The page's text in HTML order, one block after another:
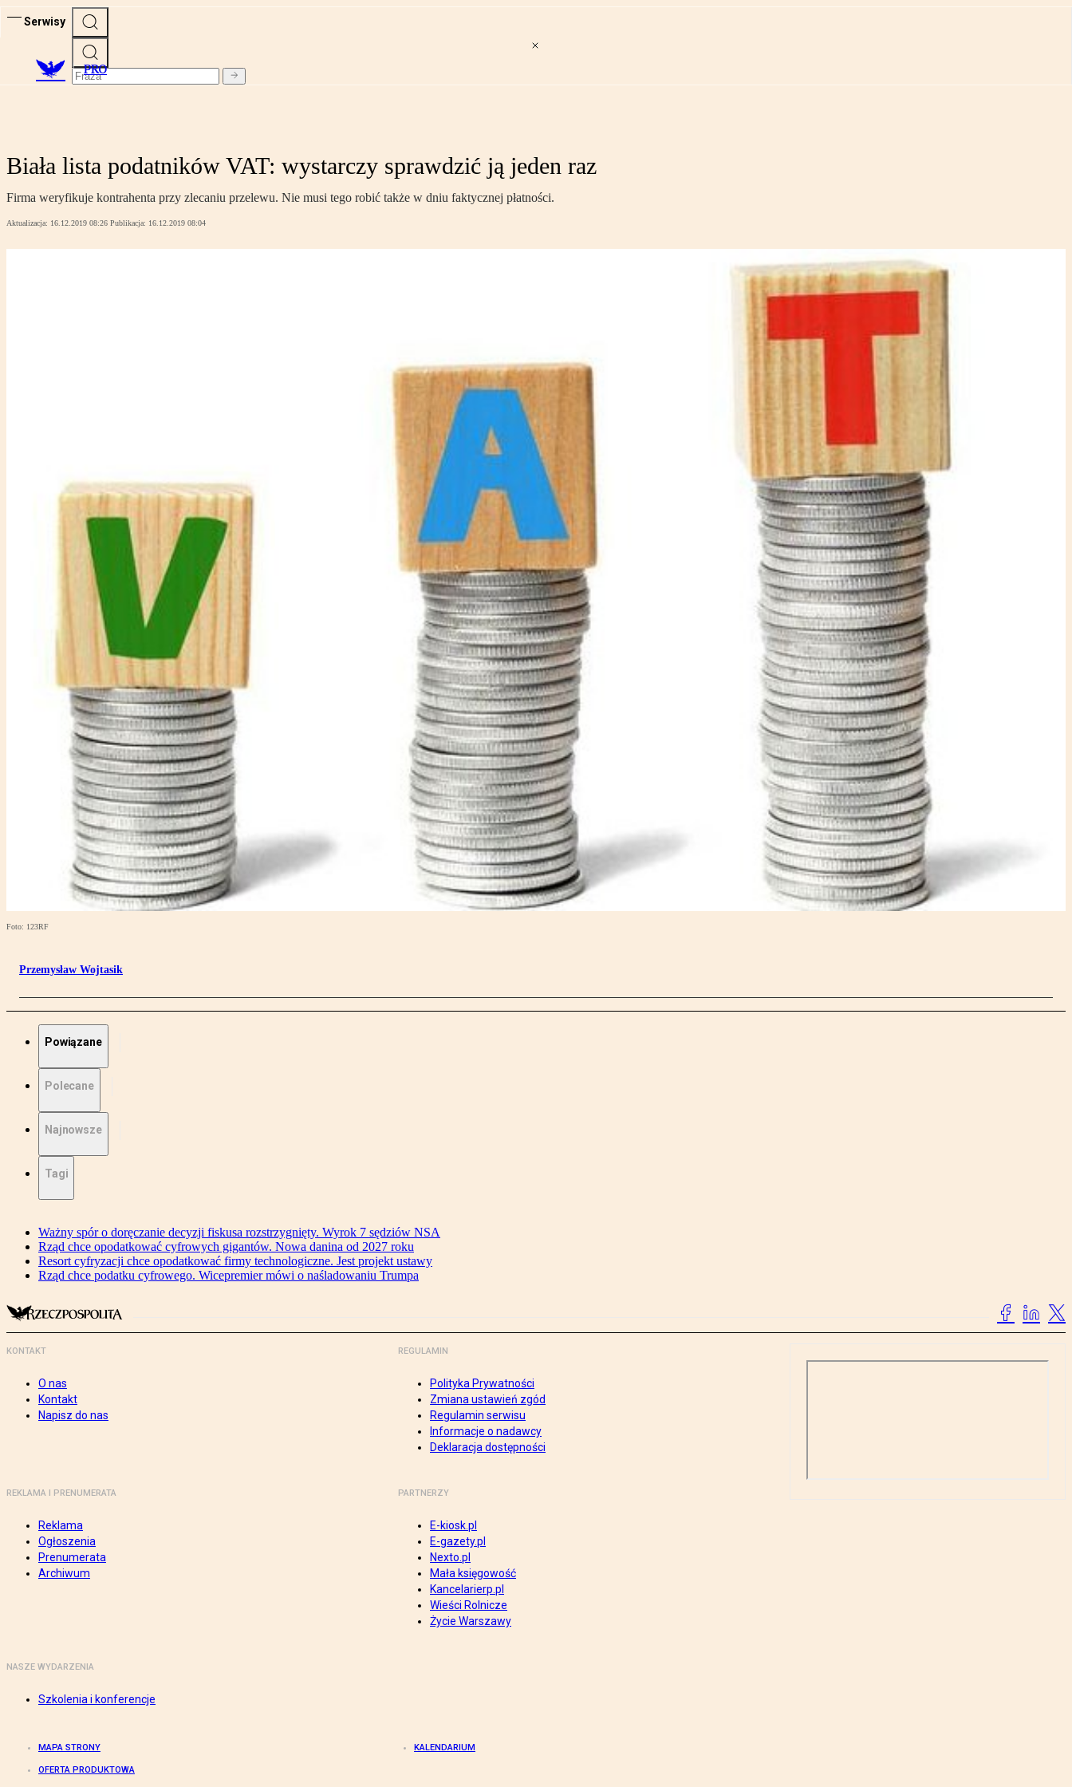
Serwisy
PRO
Biała lista podatników VAT: wystarczy sprawdzić ją jeden raz
Firma weryfikuje kontrahenta przy zlecaniu przelewu. Nie musi tego robić także w dniu faktycznej płatności.
Aktualizacja: 16.12.2019 08:26 Publikacja: 16.12.2019 08:04
Foto: 123RF
Przemysław Wojtasik
Powiązane
Polecane
Najnowsze
Tagi
Ważny spór o doręczanie decyzji fiskusa rozstrzygnięty. Wyrok 7 sędziów NSA
Rząd chce opodatkować cyfrowych gigantów. Nowa danina od 2027 roku
Resort cyfryzacji chce opodatkować firmy technologiczne. Jest projekt ustawy
Rząd chce podatku cyfrowego. Wicepremier mówi o naśladowaniu Trumpa
KONTAKT
O nas
Kontakt
Napisz do nas
REGULAMIN
Polityka Prywatności
Zmiana ustawień zgód
Regulamin serwisu
Informacje o nadawcy
Deklaracja dostępności
REKLAMA I PRENUMERATA
Reklama
Ogłoszenia
Prenumerata
Archiwum
PARTNERZY
E-kiosk.pl
E-gazety.pl
Nexto.pl
Mała księgowość
Kancelarierp.pl
Wieści Rolnicze
Życie Warszawy
NASZE WYDARZENIA
Szkolenia i konferencje
MAPA STRONY KALENDARIUM
OFERTA PRODUKTOWA